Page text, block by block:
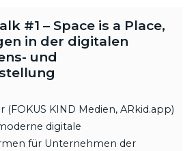
#1 – Space is a Place,
in der digitalen
und
(FOKUS KIND Medien, ARkid.app)
digitale
für Unternehmen der